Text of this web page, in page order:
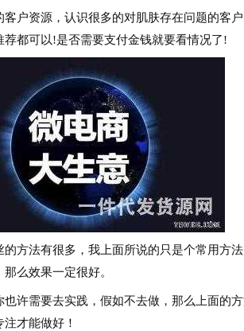
资源，认识很多的对肌肤存在问题的客户
荐都可以!是否需要支付金钱就要看情况了!
法有很多，我上面所说的只是个常用方法
么效果一定很好。
需要去实践，假如不去做，那么上面的方
才能做好！